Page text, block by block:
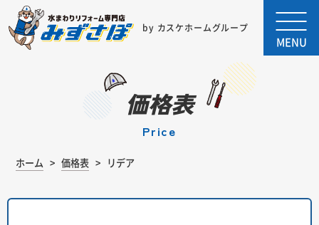
by カスケホームグループ
MENU
価格表
price
ホーム 価格表 リデア